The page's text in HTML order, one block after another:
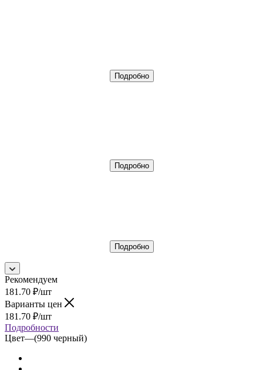
Подробно
Подробно
Подробно
Рекомендуем
181.70 ₽/шт
Варианты цен
181.70 ₽/шт
Подробности
Цвет—(990 черный)